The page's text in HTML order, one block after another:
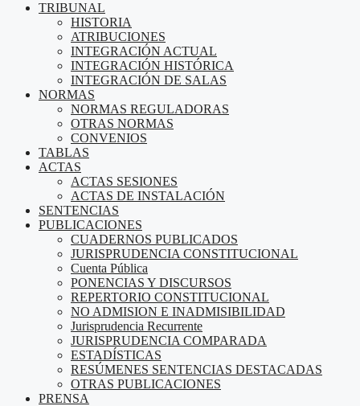
TRIBUNAL
HISTORIA
ATRIBUCIONES
INTEGRACIÓN ACTUAL
INTEGRACIÓN HISTÓRICA
INTEGRACIÓN DE SALAS
NORMAS
NORMAS REGULADORAS
OTRAS NORMAS
CONVENIOS
TABLAS
ACTAS
ACTAS SESIONES
ACTAS DE INSTALACIÓN
SENTENCIAS
PUBLICACIONES
CUADERNOS PUBLICADOS
JURISPRUDENCIA CONSTITUCIONAL
Cuenta Pública
PONENCIAS Y DISCURSOS
REPERTORIO CONSTITUCIONAL
NO ADMISION E INADMISIBILIDAD
Jurisprudencia Recurrente
JURISPRUDENCIA COMPARADA
ESTADÍSTICAS
RESÚMENES SENTENCIAS DESTACADAS
OTRAS PUBLICACIONES
PRENSA